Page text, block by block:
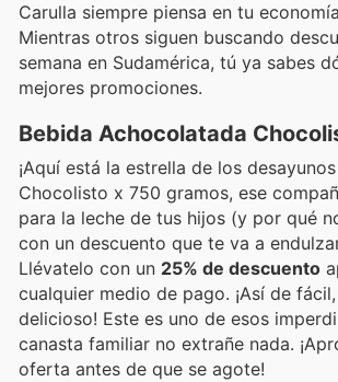
Carulla siempre piensa en tu
Mientras otros siguen buscando
semana en Sudamérica, tú ya sabes
mejores promociones.
Bebida Achocolatada
¡Aquí está la estrella de los
Chocolisto x 750 gramos, ese
para la leche de tus hijos (y por qué
con un descuento que te va a
Llévatelo con un 25% de descuento
cualquier medio de pago. ¡Así de
delicioso! Este es uno de esos
canasta familiar no extrañe nada.
oferta antes de que se agote!